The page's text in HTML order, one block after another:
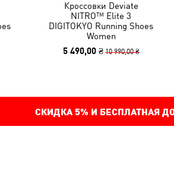
Кроссовки Deviate
NITRO™ Elite 3
DIGITOKYO Running Shoes
Women
5 490,00 ₴ 10 990,00 ₴
СКИДКА 5% И БЕСПЛАТНАЯ